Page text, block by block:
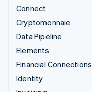
Connect
Cryptomonnaie
Data Pipeline
Elements
Financial Connections
Identity